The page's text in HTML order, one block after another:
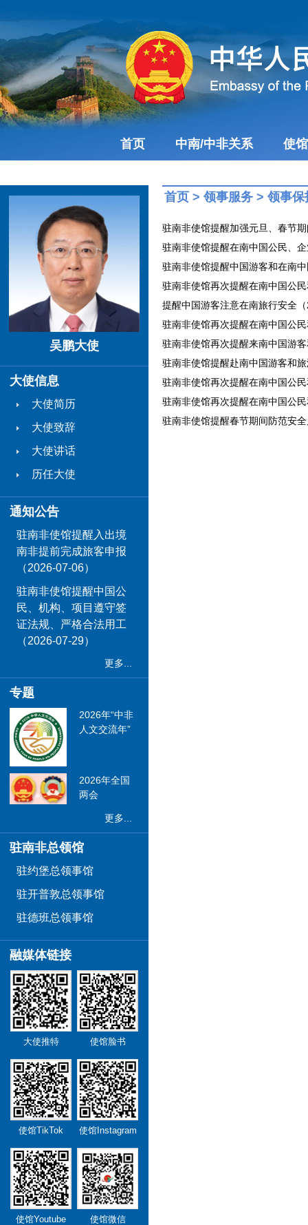
首页 中南/中非关系 使
吴鹏大使
大使信息
大使简历
大使致辞
大使讲话
历任大使
通知公告
驻南非使馆提醒入出境
南非提前完成旅客申报
（2026-07-06）
驻南非使馆提醒中国公
民、机构、项目遵守签
证法规、严格合法用工
（2026-07-29）
更多...
专题
2026年“中非
人文交流年”
2026年全国
两会
更多...
驻南非总领馆
驻约堡总领事馆
驻开普敦总领事馆
驻德班总领事馆
融媒体链接
大使推特 使馆脸书
使馆TikTok 使馆Instagram
使馆Youtube 使馆微信
首页 > 领事服务 > 领事保
驻南非使馆提醒加强元旦、春节
驻南非使馆提醒在南中国公民、
驻南非使馆提醒中国游客和在南
驻南非使馆再次提醒在南中国公
提醒中国游客注意在南旅行安全
驻南非使馆再次提醒在南中国公
驻南非使馆再次提醒来南中国游
驻南非使馆提醒赴南中国游客和
驻南非使馆再次提醒在南中国公
驻南非使馆再次提醒在南中国公
驻南非使馆提醒春节期间防范安